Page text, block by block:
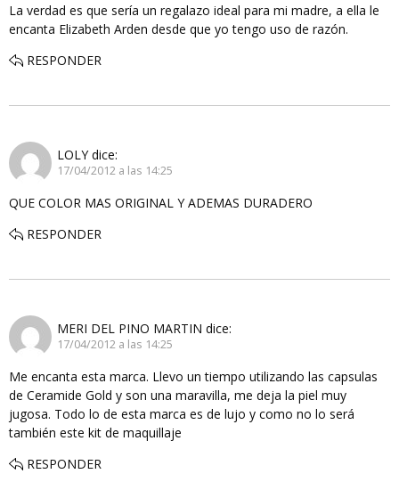
La verdad es que sería un regalazo ideal para mi madre, a ella le
encanta Elizabeth Arden desde que yo tengo uso de razón.
RESPONDER
LOLY dice:
17/04/2012 a las 14:25
QUE COLOR MAS ORIGINAL Y ADEMAS DURADERO
RESPONDER
MERI DEL PINO MARTIN dice:
17/04/2012 a las 14:25
Me encanta esta marca. Llevo un tiempo utilizando las capsulas
de Ceramide Gold y son una maravilla, me deja la piel muy
jugosa. Todo lo de esta marca es de lujo y como no lo será
también este kit de maquillaje
RESPONDER